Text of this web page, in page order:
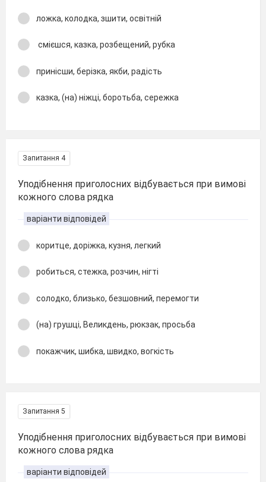
ложка, колодка, зшити, освітній
смієшся, казка, розбещений, рубка
принісши, берізка, якби, радість
казка, (на) ніжці, боротьба, сережка
Запитання 4
Уподібнення приголосних відбувається при вимові
кожного слова рядка
варіанти відповідей
коритце, доpіжка, кузня, легкий
робиться, стежка, розчин, нігті
солодко, близько, безшовний, перемогти
(на) грушці, Великдень, рюкзак, просьба
покажчик, шибка, швидко, вогкість
Запитання 5
Уподібнення приголосних відбувається при вимові
кожного слова рядка
варіанти відповідей